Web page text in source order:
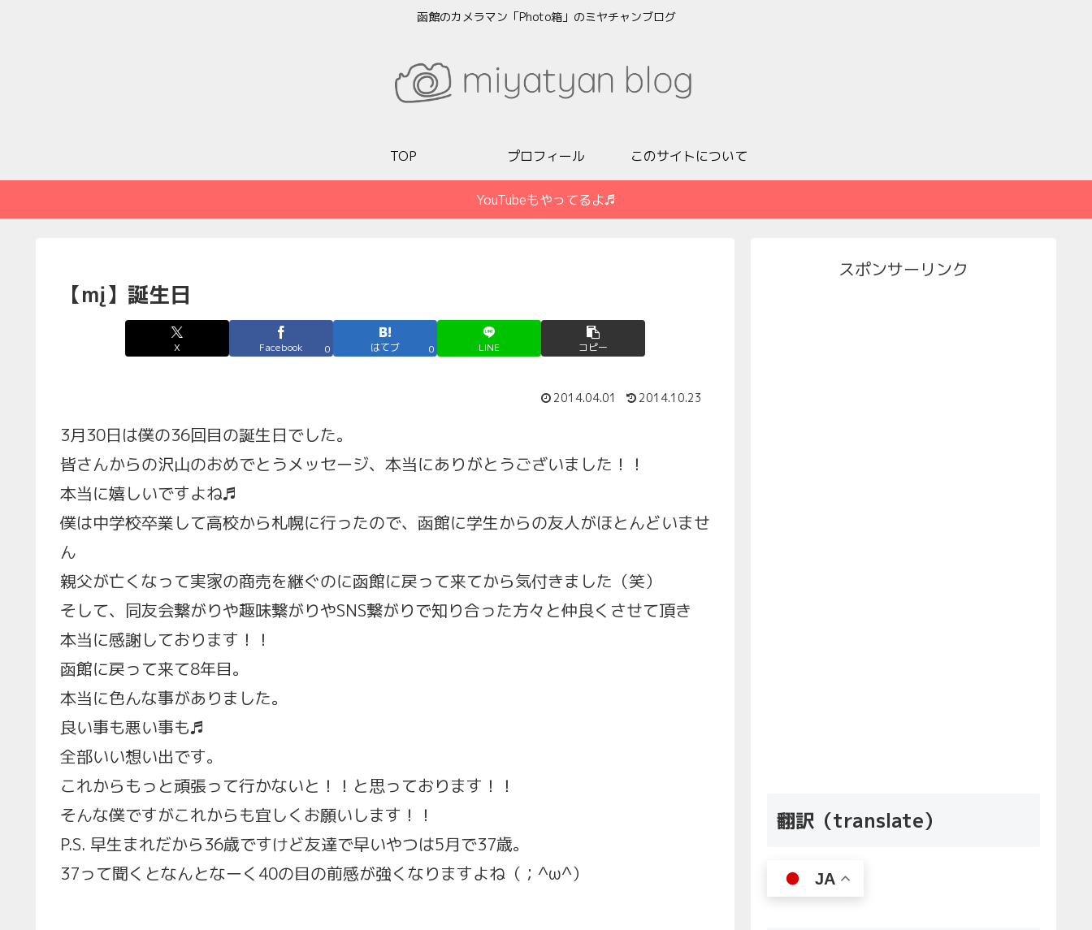
函館のカメラマン「Photo箱」のミヤチャンブログ
TOP プロフィール このサイトについて
YouTubeもやってるよ♬
【mį】誕生日
X Facebook 0 はてブ 0 LINE コピー
2014.04.01 2014.10.23
3月30日は僕の36回目の誕生日でした。
皆さんからの沢山のおめでとうメッセージ、本当にありがとうございました！！
本当に嬉しいですよね♬
僕は中学校卒業して高校から札幌に行ったので、函館に学生からの友人がほとんどいませ
ん
親父が亡くなって実家の商売を継ぐのに函館に戻って来てから気付きました（笑）
そして、同友会繋がりや趣味繋がりやSNS繋がりで知り合った方々と仲良くさせて頂き
本当に感謝しております！！
函館に戻って来て8年目。
本当に色んな事がありました。
良い事も悪い事も♬
全部いい想い出です。
これからもっと頑張って行かないと！！と思っております！！
そんな僕ですがこれからも宜しくお願いします！！
P.S. 早生まれだから36歳ですけど友達で早いやつは5月で37歳。
37って聞くとなんとなーく40の目の前感が強くなりますよね（；^ω^）
スポンサーリンク
翻訳（translate）
JA